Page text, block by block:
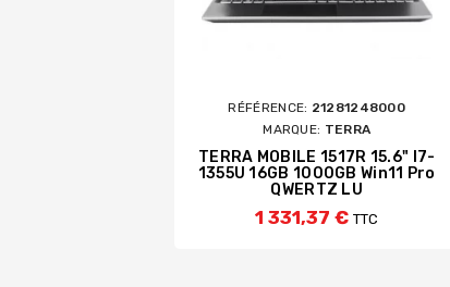
RÉFÉRENCE: 21281248000
MARQUE: TERRA
TERRA MOBILE 1517R 15.6" I7-
1355U 16GB 1000GB Win11 Pro
QWERTZ LU
1 331,37 €TTC